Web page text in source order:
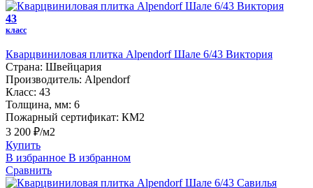
43
класс
Кварцвиниловая плитка Alpendorf Шале 6/43 Виктория
Страна: Швейцария
Производитель: Alpendorf
Класс: 43
Толщина, мм: 6
Пожарный сертификат: КМ2
3 200 ₽/м2
Купить
В избранное В избранном
Сравнить